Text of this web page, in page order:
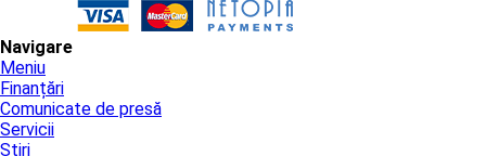
Navigare
Meniu
Finanțări
Comunicate de presă
Servicii
Știri